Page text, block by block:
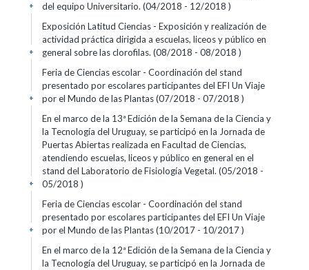
del equipo Universitario. (04/2018 - 12/2018 )
+
Exposición Latitud Ciencias - Exposición y realización de
actividad práctica dirigida a escuelas, liceos y público en
general sobre las clorofilas. (08/2018 - 08/2018 )
+
Feria de Ciencias escolar - Coordinación del stand
presentado por escolares participantes del EFI Un Viaje
por el Mundo de las Plantas (07/2018 - 07/2018 )
+
En el marco de la 13ª Edición de la Semana de la Ciencia y
la Tecnología del Uruguay, se participó en la Jornada de
Puertas Abiertas realizada en Facultad de Ciencias,
atendiendo escuelas, liceos y público en general en el
stand del Laboratorio de Fisiología Vegetal. (05/2018 -
05/2018 )
+
Feria de Ciencias escolar - Coordinación del stand
presentado por escolares participantes del EFI Un Viaje
por el Mundo de las Plantas (10/2017 - 10/2017 )
+
En el marco de la 12ª Edición de la Semana de la Ciencia y
la Tecnología del Uruguay, se participó en la Jornada de